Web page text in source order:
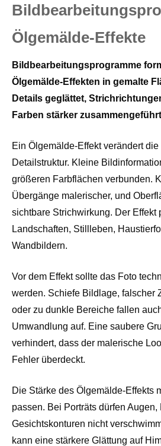
Ölgemälde-Effekte
Bildbearbeitungsprogramme
Ölgemälde-Effekten in gemalte
Details geglättet,
Farben stärker
Ein Ölgemälde-Effekt verändert
Detailstruktur. Kleine
größeren Farbflächen verbunden.
Übergänge malerischer, und
sichtbare Strichwirkung. Der Effekt
Landschaften, Stillleben,
Wandbildern.
Vor dem Effekt sollte das Foto
werden. Schiefe Bildlage, falscher
oder zu dunkle Bereiche fallen
Umwandlung auf. Eine saubere
verhindert, dass der malerische
Fehler überdeckt.
Die Stärke des Ölgemälde-Effekts
passen. Bei Porträts dürfen Augen,
Gesichtskonturen nicht
kann eine stärkere Glättung auf